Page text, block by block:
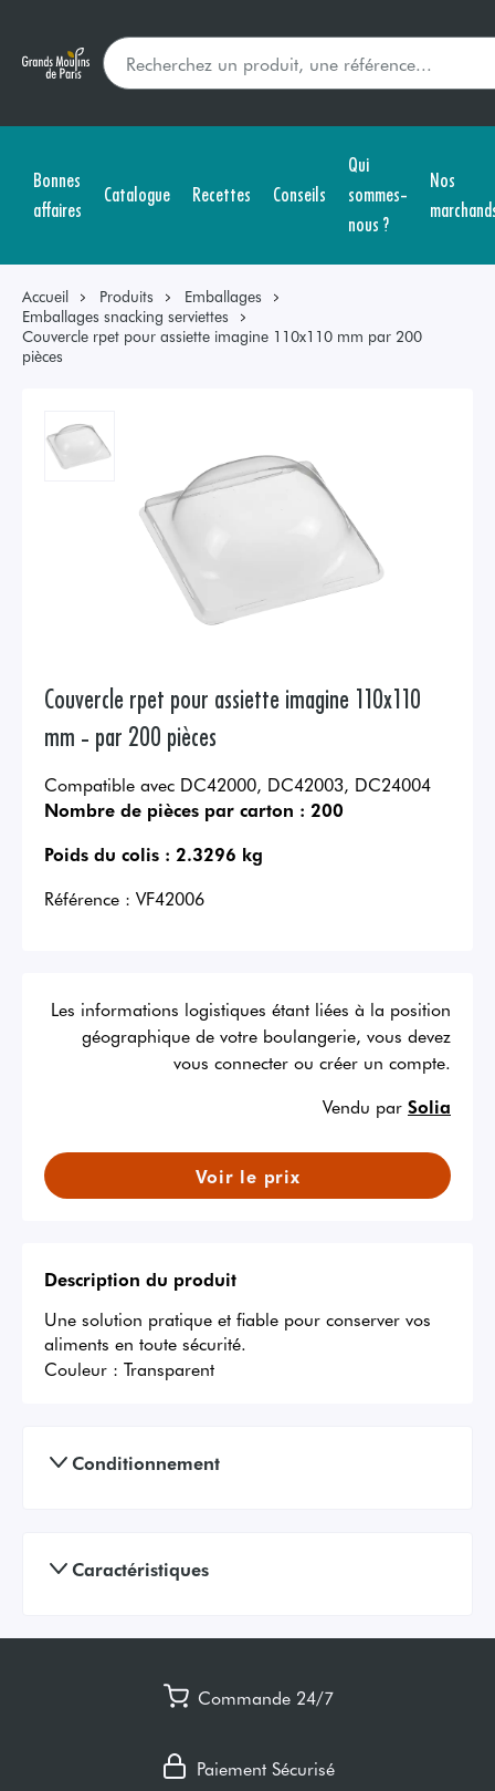
Bonnes
affaires
Catalogue Recettes Conseils
Qui
sommes-
nous ?
Nos
Accueil Produits
Emballages
Emballages snacking serviettes
Couvercle rpet pour assiette imagine 110x110 mm par 200
pièces
Couvercle rpet pour assiette imagine 110x110
mm - par 200 pièces
Compatible avec DC42000, DC42003, DC24004
Nombre de pièces par carton : 200
Poids du colis : 2.3296 kg
Référence : VF42006
Les informations logistiques étant liées à la position
géographique de votre boulangerie, vous devez
vous connecter ou créer un compte.
Vendu par Solia
Voir le prix
Description du produit
Une solution pratique et fiable pour conserver vos
aliments en toute sécurité.
Couleur : Transparent
Conditionnement
Caractéristiques
Commande 24/7
Paiement Sécurisé